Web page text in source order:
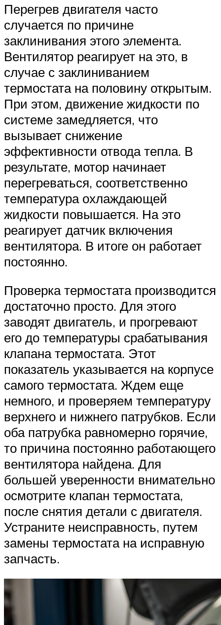
Перегрев двигателя часто
случается по причине
заклинивания этого элемента.
Вентилятор реагирует на это, в
случае с заклиниванием
термостата на половину открытым.
При этом, движение жидкости по
системе замедляется, что
вызывает снижение
эффективности отвода тепла. В
результате, мотор начинает
перегреваться, соответственно
температура охлаждающей
жидкости повышается. На это
реагирует датчик включения
вентилятора. В итоге он работает
постоянно.
Проверка термостата производится
достаточно просто. Для этого
заводят двигатель, и прогревают
его до температуры срабатывания
клапана термостата. Этот
показатель указывается на корпусе
самого термостата. Ждем еще
немного, и проверяем температуру
верхнего и нижнего патрубков. Если
оба патрубка равномерно горячие,
то причина постоянно работающего
вентилятора найдена. Для
большей уверенности внимательно
осмотрите клапан термостата,
после снятия детали с двигателя.
Устраните неисправность, путем
замены термостата на исправную
запчасть.